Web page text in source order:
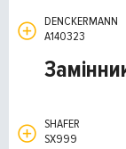
DENCKERMANN
A140323
SHAFER
SX999